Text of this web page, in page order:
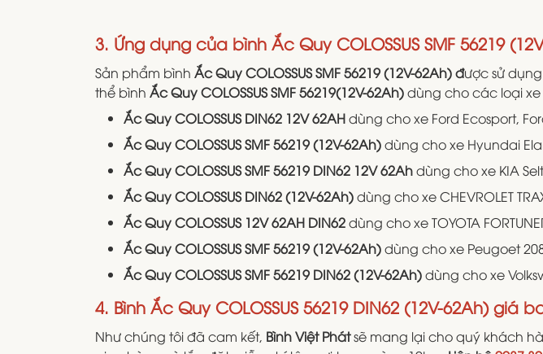
3. Ứng dụng của bình Ắc Quy COLOSSUS SMF 56219
Sản phẩm bình Ắc Quy COLOSSUS SMF 56219 (12V-62Ah) được sử
thể bình Ắc Quy COLOSSUS SMF 56219(12V-62Ah)dùng cho các loại xe
Ắc Quy COLOSSUS DIN62 12V 62AHdùng cho xe Ford Ecosport,
Ắc Quy COLOSSUS SMF 56219 (12V-62Ah)dùng cho xe Hyundai
Ắc Quy COLOSSUS SMF 56219 DIN62 12V 62Ahdùng cho xe KIA
Ắc Quy COLOSSUS DIN62 (12V-62Ah)dùng cho xe CHEVROLET
Ắc Quy COLOSSUS 12V 62AH DIN62dùng cho xe TOYOTA
Ắc Quy COLOSSUS SMF 56219 (12V-62Ah)dùng cho xe Peugoet
Ắc Quy COLOSSUS SMF 56219 DIN62 (12V-62Ah)dùng cho xe
4. Bình Ắc Quy COLOSSUS 56219 DIN62 (12V-62Ah) giá
Như chúng tôi đã cam kết, Bình Việt Phátsẽ mang lại cho quý khách